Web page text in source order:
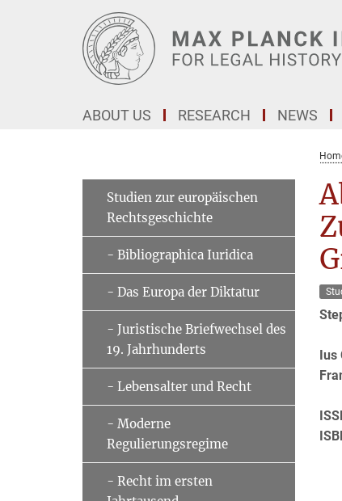
ABOUT US RESEARCH NEWS
Ius
Studien zur europäischen
Rechtsgeschichte
- Bibliographica Iuridica
- Das Europa der Diktatur
- Juristische Briefwechsel des
19. Jahrhunderts
- Lebensalter und Recht
- Moderne
Regulierungsregime
- Recht im ersten